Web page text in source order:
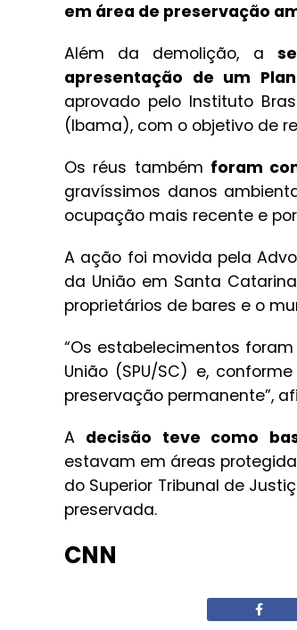
em área de preservação
Além da demolição, a
apresentação de um
aprovado pelo Instituto
(Ibama), com o objetivo de
Os réus também foram
gravíssimos danos
ocupação mais recente e
A ação foi movida pela
da União em Santa
proprietários de bares e o
“Os estabelecimentos
União (SPU/SC) e,
preservação permanente”,
A decisão teve como
estavam em áreas
do Superior Tribunal de
preservada.
CNN